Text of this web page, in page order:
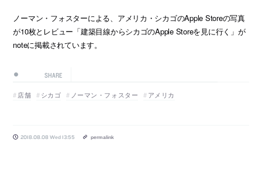
ノーマン・フォスターによる、アメリカ・シカゴのApple Storeの写真
が10枚とレビュー「建築目線からシカゴのApple Storeを見に行く」が
noteに掲載されています。
SHARE
店舗 シカゴ ノーマン・フォスター アメリカ
2018.08.08 Wed 13:55 permalink